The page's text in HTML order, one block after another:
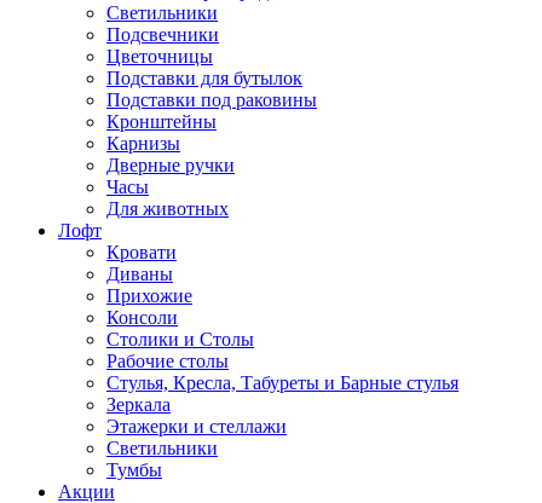
Светильники
Подсвечники
Цветочницы
Подставки для бутылок
Подставки под раковины
Кронштейны
Карнизы
Дверные ручки
Часы
Для животных
Лофт
Кровати
Диваны
Прихожие
Консоли
Столики и Столы
Рабочие столы
Стулья, Кресла, Табуреты и Барные стулья
Зеркала
Этажерки и стеллажи
Светильники
Тумбы
Акции